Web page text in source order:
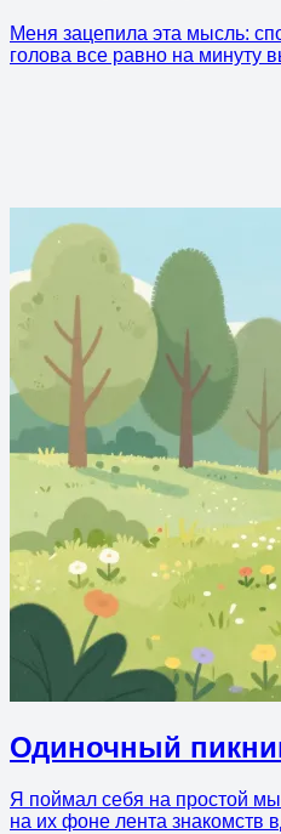
Меня зацепила эта мысль:
голова все равно на минуту
Одиночный
Я поймал себя на простой
на их фоне лента знакомств